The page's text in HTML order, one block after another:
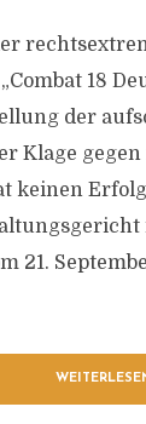
18
der
Klage
keinen
21.